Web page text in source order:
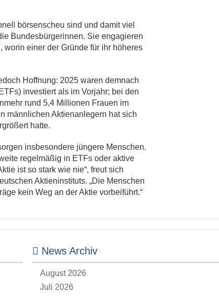
börsenscheu sind und damit viel
Bundesbürgerinnen. Sie engagieren
einer der Gründe für ihr höheres
Hoffnung: 2025 waren demnach
investiert als im Vorjahr; bei den
rund 5,4 Millionen Frauen im
männlichen Aktienanlegern hat sich
hatte.
insbesondere jüngere Menschen.
regelmäßig in ETFs oder aktive
ist so stark wie nie“, freut sich
Aktieninstituts. „Die Menschen
kein Weg an der Aktie vorbeiführt.“
News Archiv
August 2026
Juli 2026